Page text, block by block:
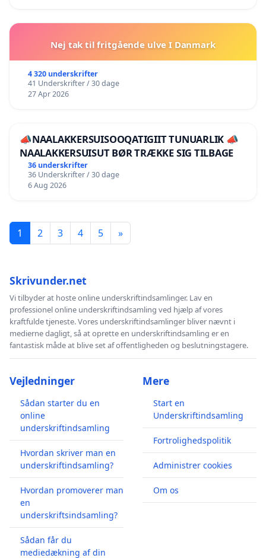
Nej tak til fritgående ulve I Danmark
4 320 underskrifter
41 Underskrifter / 30 dage
27 Apr 2026
📣NAALAKKERSUISOOQATIGIIT TUNUARLIK 📣
NAALAKKERSUISUT BØR TRÆKKE SIG TILBAGE
36 underskrifter
36 Underskrifter / 30 dage
6 Aug 2026
1 2 3 4 5 »
Skrivunder.net
Vi tilbyder at hoste online underskriftindsamlinger. Lav en
professionel online underskriftindsamling ved hjælp af vores
kraftfulde tjeneste. Vores underskriftindsamlinger bliver nævnt i
medierne dagligt, så at oprette en underskriftindsamling er en
fantastisk måde at blive set af offentligheden og beslutningstagere.
Vejledninger
Sådan starter du en
online
underskriftindsamling
Hvordan skriver man en
underskriftindsamling?
Hvordan promoverer man
en
underskriftsindsamling?
Sådan får du
mediedækning af din
Mere
Start en
Underskriftindsamling
Fortrolighedspolitik
Administrer cookies
Om os